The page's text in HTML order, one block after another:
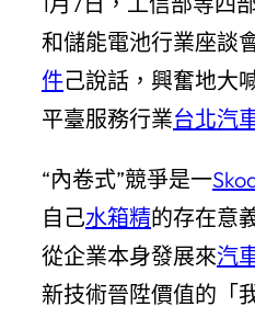
和儲能電池行業座談
件己說話，興奮地大
平臺服務行業台北汽
“內卷式”競爭是一
自己水箱精的存在意
從企業本身發展來汽
新技術晉陞價值的「